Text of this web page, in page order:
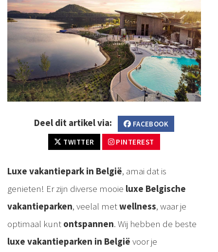
Deel dit artikel via:
FACEBOOK
TWITTER
PINTEREST
Luxe vakantiepark in België, amai dat is
genieten! Er zijn diverse mooie luxe Belgische
vakantieparken, veelal metwellness, waar je
optimaal kunt ontspannen. Wij hebben de beste
luxe vakantieparken in België voor je